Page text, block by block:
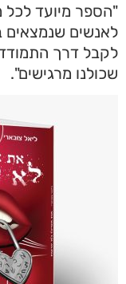
"הספר מיועד
לאנשים שנמצאים
לקבל דרך
שכולנו מרגישים".